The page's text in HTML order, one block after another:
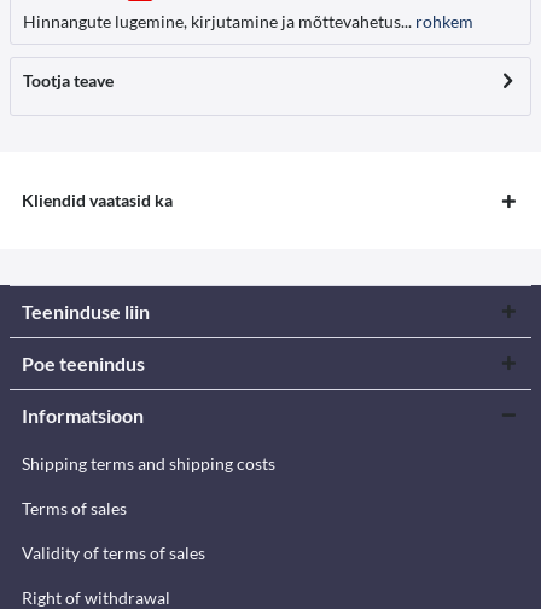
Hinnangute lugemine, kirjutamine ja mõttevahetus... rohkem
Tootja teave
Kliendid vaatasid ka
Teeninduse liin
Poe teenindus
Informatsioon
Shipping terms and shipping costs
Terms of sales
Validity of terms of sales
Right of withdrawal